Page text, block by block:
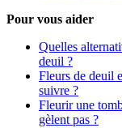
Pour vous aider
Quelles
deuil ?
Fleurs de deuil
suivre ?
Fleurir une
gèlent pas ?